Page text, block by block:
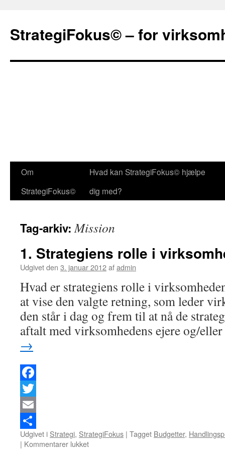
StrategiFokus© – for
Om
StrategiFokus©
Hvad kan StrategiFokus© hjælpe
dig med?
Tag-arkiv:Mission
1. Strategiens rolle i
Udgivet den 3. januar 2012afadmin
Hvad er strategiens rolle i
at vise den valgte retning, som leder
den står i dag og frem til at nå de
aftalt med virksomhedens ejere og/
→
Facebook
Twitter
Email
Del
Udgivet i Strategi, StrategiFokus | Tagget Budgetter,
| Kommentarer lukket